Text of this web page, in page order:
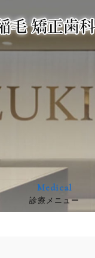
Medical
診療メニュー